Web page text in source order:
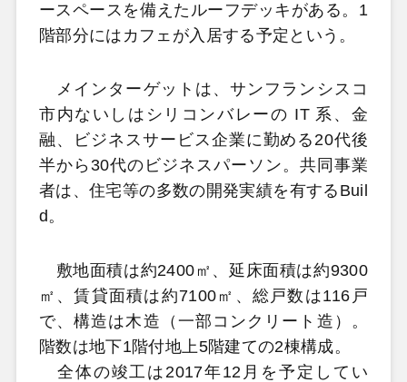
ースペースを備えたルーフデッキがある。1
階部分にはカフェが入居する予定という。
メインターゲットは、サンフランシスコ
市内ないしはシリコンバレーの IT 系、金
融、ビジネスサービス企業に勤める20代後
半から30代のビジネスパーソン。共同事業
者は、住宅等の多数の開発実績を有するBuil
d。
敷地面積は約2400㎡、延床面積は約9300
㎡、賃貸面積は約7100㎡、総戸数は116戸
で、構造は木造（一部コンクリート造）。
階数は地下1階付地上5階建ての2棟構成。
全体の竣工は2017年12月を予定してい